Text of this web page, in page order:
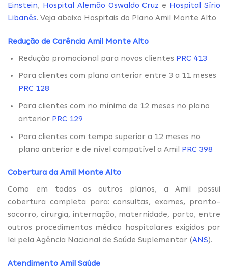
Einstein, Hospital Alemão Oswaldo Cruz e Hospital Sírio
Libanês. Veja abaixo Hospitais do Plano Amil Monte Alto
Redução de Carência Amil Monte Alto
Redução promocional para novos clientes PRC 413
Para clientes com plano anterior entre 3 a 11 meses
PRC 128
Para clientes com no mínimo de 12 meses no plano
anterior PRC 129
Para clientes com tempo superior a 12 meses no
plano anterior e de nível compatível a Amil PRC 398
Cobertura da Amil Monte Alto
Como em todos os outros planos, a Amil possui
cobertura completa para: consultas, exames, pronto-
socorro, cirurgia, internação, maternidade, parto, entre
outros procedimentos médico hospitalares exigidos por
lei pela Agência Nacional de Saúde Suplementar (ANS).
Atendimento Amil Saúde